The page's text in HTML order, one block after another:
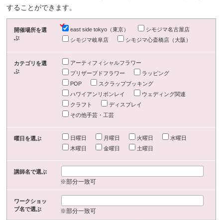
することができます。
開催場所を選
ぶ
east side tokyo（東京）
シモジマ名古屋店
シモジマ岐阜店
シモジマ心斎橋店（大阪）
カテゴリを選
ぶ
アーティフィシャルフラワー
プリザーブドフラワー
ラッピング
POP
スクラップブッキング
ハワイアンリボンレイ
ウェディング関連
クラフト
ディスプレイ
その他手芸・工芸
曜日を選ぶ 日曜日 月曜日 火曜日
水曜日
木曜日
金曜日 土曜日
講師名で選ぶ
※部分一致可
ワークショッ
プ名で選ぶ
※部分一致可